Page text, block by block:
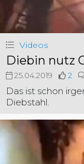
Videos
Diebin nutz
25.04.2019 2
Das ist schon
Diebstahl.